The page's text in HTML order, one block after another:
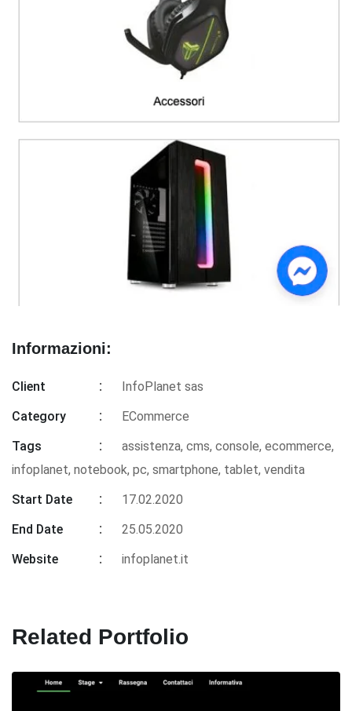
Informazioni:
Client
InfoPlanet sas
Category
ECommerce
Tags
assistenza, cms, console, ecommerce,
infoplanet, notebook, pc, smartphone, tablet, vendita
Start Date
17.02.2020
End Date
25.05.2020
Website
infoplanet.it
Related Portfolio